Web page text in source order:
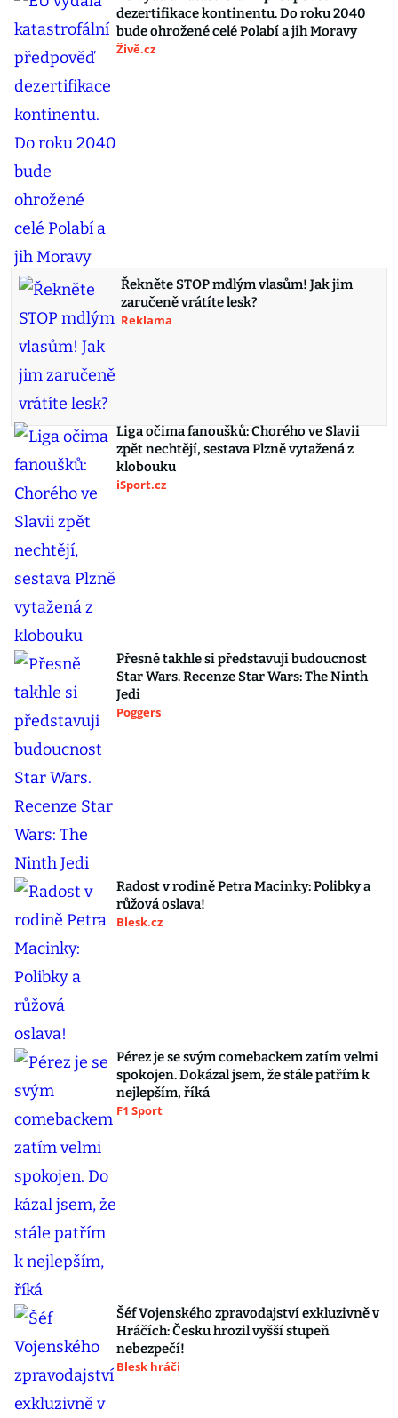
dezertifikace kontinentu. Do roku 2040
bude ohrožené celé Polabí a jih Moravy
Živě.cz
Řekněte STOP mdlým vlasům! Jak jim
zaručeně vrátíte lesk?
Reklama
Liga očima fanoušků: Chorého ve Slavii
zpět nechtějí, sestava Plzně vytažená z
klobouku
iSport.cz
Přesně takhle si představuji budoucnost
Star Wars. Recenze Star Wars: The Ninth
Jedi
Poggers
Radost v rodině Petra Macinky: Polibky a
růžová oslava!
Blesk.cz
Pérez je se svým comebackem zatím velmi
spokojen. Dokázal jsem, že stále patřím k
nejlepším, říká
F1 Sport
Šéf Vojenského zpravodajství exkluzivně v
Hráčích: Česku hrozil vyšší stupeň
nebezpečí!
Blesk hráči